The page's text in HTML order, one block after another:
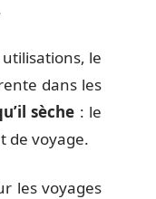
le
dans les
sèche : le
de voyage.
les voyages